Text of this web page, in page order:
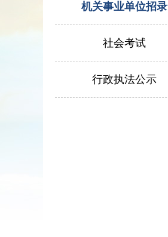
机关事业单位招录
社会考试
行政执法公示